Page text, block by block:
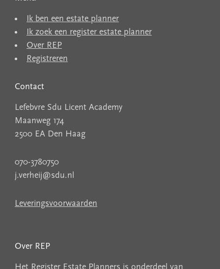
Ik ben een estate planner
Ik zoek een register estate planner
Over REP
Registreren
Contact
Lefebvre Sdu Licent Academy
Maanweg 174
2500 EA Den Haag
070-3780750
j.verheij@sdu.nl
Leveringsvoorwaarden
Over REP